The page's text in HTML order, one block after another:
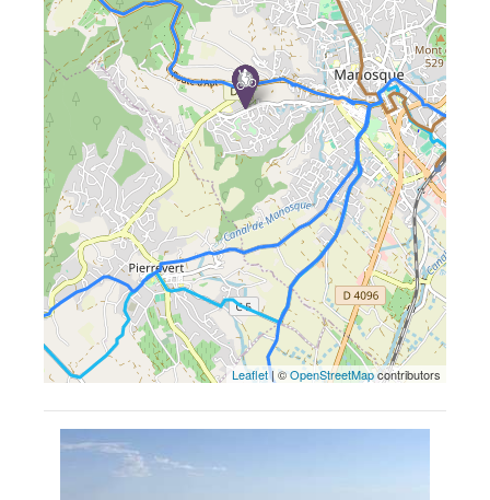
Leaflet| ©OpenStreetMapcontributors